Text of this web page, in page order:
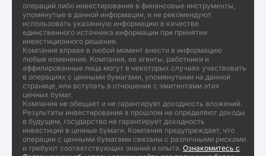
операций либо инвестирования в финансовые инструменты,
упомянутые в данной информации, и не рекомендуют
использовать указанную информацию в качестве
единственного источника информации при принятии
инвестиционного решения.
Компания вправе в любой момент внести в информацию
любые изменения. Компания, ее агенты, работники и
аффилированные лица могут в некоторых случаях участвовать
в операциях с ценными бумагами, упомянутыми на данной
странице, или вступать в отношения с эмитентами этих
ценных бумаг.
Компания не обещает и не гарантирует доходность вложений.
Результаты инвестирования в прошлом не определяют доходы
в будущем, государство не гарантирует доходность
инвестиций в ценные бумаги. Компания предупреждает, что
операции с ценными бумагами связаны с различными рисками
и требуют соответствующих знаний и опыта. Ознакомитесь с